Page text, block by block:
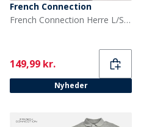
French Connection
French Connection Herre L/S J Polo Skjorte Marine/Gunmetal
Current
149,99 kr.
Nyheder